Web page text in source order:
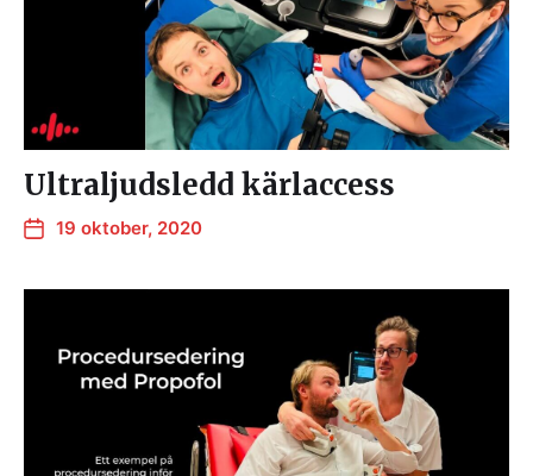
Ultraljudsledd kärlaccess
19 oktober, 2020